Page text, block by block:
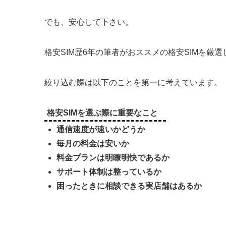
でも、安心して下さい。
格安SIM歴6年の筆者がおススメの格安SIMを厳選
絞り込む際は以下のことを第一に考えています。
格安SIMを選ぶ際に重要なこと
通信速度が速いかどうか
毎月の料金は安いか
料金プランは明瞭明快であるか
サポート体制は整っているか
困ったときに相談できる実店舗はあるか